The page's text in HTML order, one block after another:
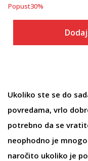
Popust30%
Ukoliko ste se do
povredama, vrlo
potrebno da se
neophodno je
naročito ukoliko je